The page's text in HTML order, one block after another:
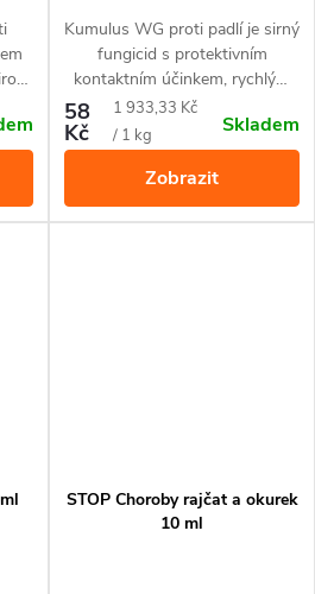
okrasných rostlin, broskvoní aj.
Kumulus WG proti padlí je sirný
fungicid s protektivním
kontaktním účinkem, rychlým
nástupem účinnosti a
reziduálním působením proti
houbovým patogenům ze
skupiny pravých padlí s vedlejší
akaricidní účinností.
58
Kč
Měrná
cena:
1 933,33 Kč
/ 1 kg
Skladem
Zobrazit
STOP Choroby rajčat a okurek
10 ml